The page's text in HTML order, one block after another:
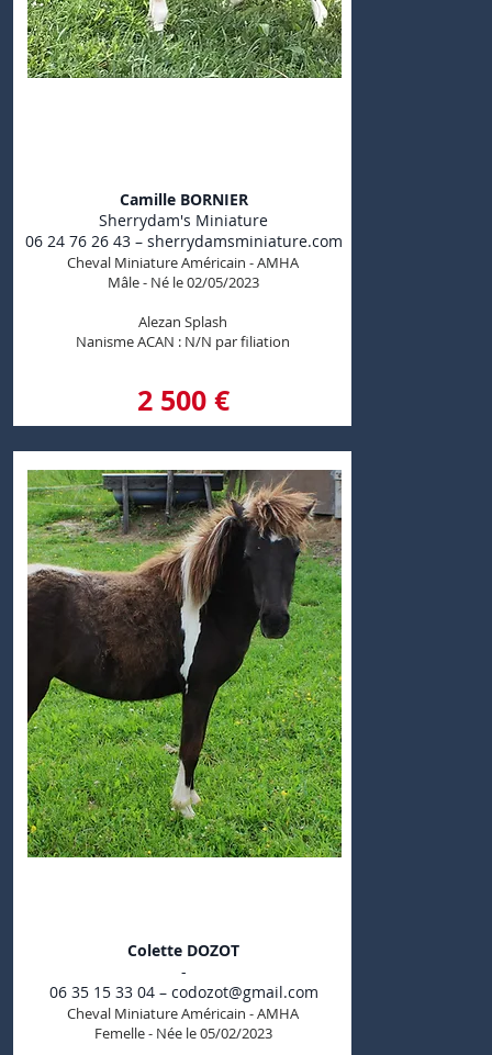
Camille BORNIER
Sherrydam's Miniature
06 24 76 26 43 – sherrydamsminiature.com
Cheval Miniature Américain - AMHA
Mâle - Né le 02/05/2023
Alezan Splash
Nanisme ACAN : N/N par filiation
2 500 €
Colette DOZOT
-
06 35 15 33 04 – codozot@gmail.com
Cheval Miniature Américain - AMHA
Femelle - Née le 05/02/2023